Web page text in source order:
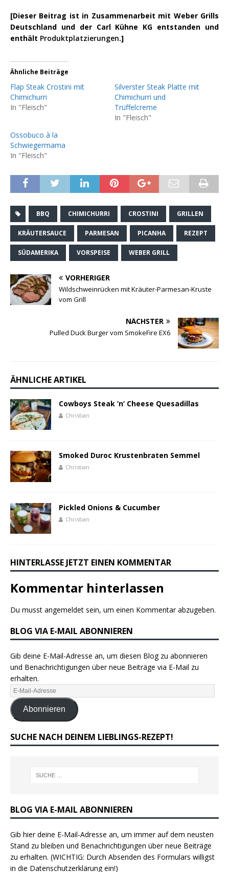
[Dieser Beitrag ist in Zusammenarbeit mit Weber Grills
Deutschland und der Carl Kühne KG entstanden und
enthält Produktplatzierungen.]
Ähnliche Beiträge
Flap Steak Crostini mit
Chimichurri
In "Fleisch"
Silverster Steak Platte mit
Chimichurri und
Trüffelcreme
In "Fleisch"
Ossobuco à la
Schwiegermama
In "Fleisch"
BBQ CHIMICHURRI CROSTINI GRILLEN
KRÄUTERSAUCE PARMESAN PICANHA REZEPT
SÜDAMERIKA VORSPEISE WEBER GRILL
VORHERIGER
Wildschweinrücken mit Kräuter-Parmesan-Kruste
vom Grill
NÄCHSTER
Pulled Duck Burger vom SmokeFire EX6
ÄHNLICHE ARTIKEL
Cowboys Steak ’n‘ Cheese Quesadillas
Christian
Smoked Duroc Krustenbraten Semmel
Christian
Pickled Onions & Cucumber
Christian
HINTERLASSE JETZT EINEN KOMMENTAR
Kommentar hinterlassen
Du musst angemeldet sein, um einen Kommentar abzugeben.
BLOG VIA E-MAIL ABONNIEREN
Gib deine E-Mail-Adresse an, um diesen Blog zu abonnieren
und Benachrichtigungen über neue Beiträge via E-Mail zu
erhalten.
Abonnieren
SUCHE NACH DEINEM LIEBLINGS-REZEPT!
BLOG VIA E-MAIL ABONNIEREN
Gib hier deine E-Mail-Adresse an, um immer auf dem neusten
Stand zu bleiben und Benachrichtigungen über neue Beiträge
zu erhalten. (WICHTIG: Durch Absenden des Formulars willigst
in die Datenschutzerklärung ein!)